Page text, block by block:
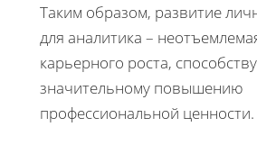
Таким образом, развитие
для аналитика –
карьерного роста,
значительному повышению
профессиональной ценности.